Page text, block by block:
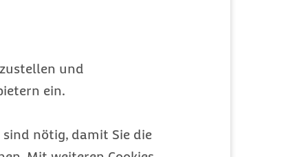
und
ein.
sind nötig, damit Sie die